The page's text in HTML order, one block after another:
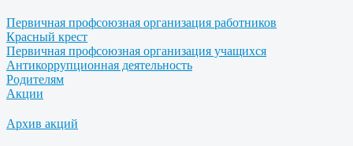
Первичная профсоюзная организация работников
Красный крест
Первичная профсоюзная организация учащихся
Антикоррупционная деятельность
Родителям
Акции
Архив акций